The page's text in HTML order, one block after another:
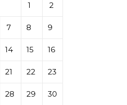
1 2
7 8 9
14 15 16
21 22 23
28 29 30